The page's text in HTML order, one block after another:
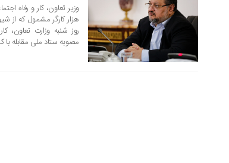
هزار کارگر مشمول که از
روز شنبه وزارت تعاون،
مصوبه ستاد ملی مقابله با